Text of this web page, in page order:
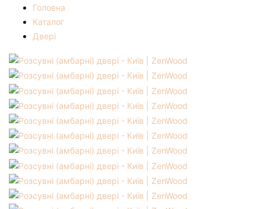
Головна
Каталог
Двері